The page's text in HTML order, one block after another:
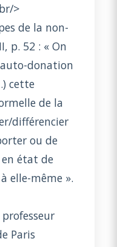
>
de la non-
p. 52 : « On
donation
cette
de la
différencier
ou de
en état de
elle-même ».
Paris